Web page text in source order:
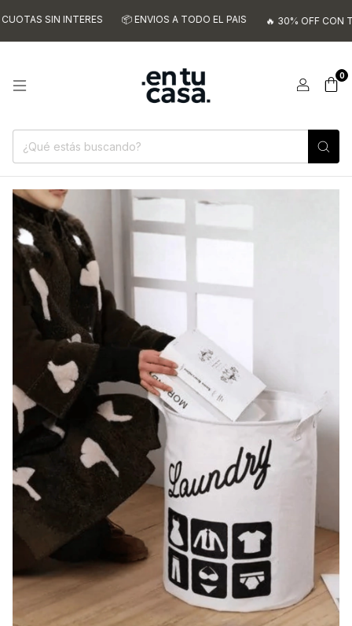
SIN INTERES 📦 ENVIOS A TODO EL PAIS 🔥 30% OFF CON
0